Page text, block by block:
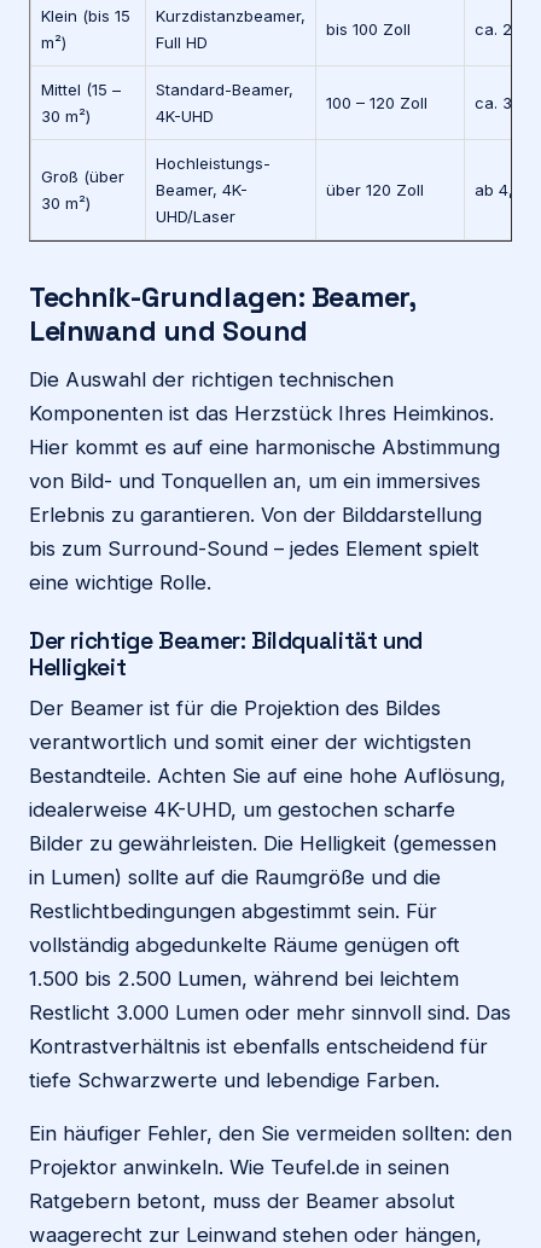
Klein (bis 15
m²)
Kurzdistanzbeamer,
Full HD
bis 100 Zoll ca. 2,5
Mittel (15 –
30 m²)
Standard-Beamer,
4K-UHD
100 – 120 Zoll ca. 3,5
Groß (über
30 m²)
Hochleistungs-
Beamer, 4K-
UHD/Laser
über 120 Zoll ab 4,5
Technik-Grundlagen: Beamer,
Leinwand und Sound
Die Auswahl der richtigen technischen
Komponenten ist das Herzstück Ihres Heimkinos.
Hier kommt es auf eine harmonische Abstimmung
von Bild- und Tonquellen an, um ein immersives
Erlebnis zu garantieren. Von der Bilddarstellung
bis zum Surround-Sound – jedes Element spielt
eine wichtige Rolle.
Der richtige Beamer: Bildqualität und
Helligkeit
Der Beamer ist für die Projektion des Bildes
verantwortlich und somit einer der wichtigsten
Bestandteile. Achten Sie auf eine hohe Auflösung,
idealerweise 4K-UHD, um gestochen scharfe
Bilder zu gewährleisten. Die Helligkeit (gemessen
in Lumen) sollte auf die Raumgröße und die
Restlichtbedingungen abgestimmt sein. Für
vollständig abgedunkelte Räume genügen oft
1.500 bis 2.500 Lumen, während bei leichtem
Restlicht 3.000 Lumen oder mehr sinnvoll sind. Das
Kontrastverhältnis ist ebenfalls entscheidend für
tiefe Schwarzwerte und lebendige Farben.
Ein häufiger Fehler, den Sie vermeiden sollten: den
Projektor anwinkeln. Wie Teufel.de in seinen
Ratgebern betont, muss der Beamer absolut
waagerecht zur Leinwand stehen oder hängen,